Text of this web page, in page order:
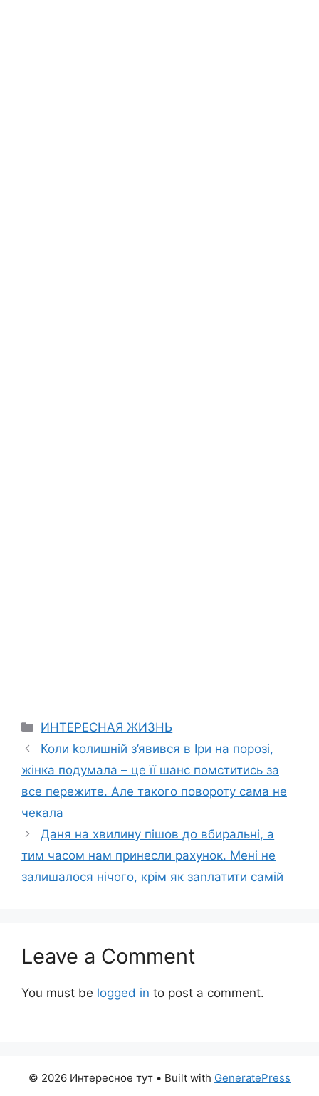
Categories
ИНТЕРЕСНАЯ ЖИЗНЬ
Коли kолишній з’явився в Іри на порозі,
жінка подумала – це її шанс помститись за
все пережите. Але такого повороту сама не
чекала
Даня на хвилину пішов до вбиральні, а
тим часом нам принесли рахунок. Мені не
залишалося нічого, крім як заnлатити самій
Leave a Comment
You must be logged in to post a comment.
© 2026 Интересное тут • Built with GeneratePress